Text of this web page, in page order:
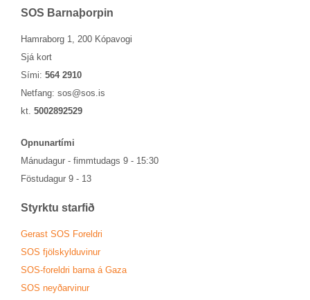
SOS Barna­þorp­in
Hamraborg 1, 200 Kópavogi
Sjá kort
Sími: 564 2910
Netfang: sos@sos.is
kt. 5002892529
Opn­un­ar­tími
Mánu­dag­ur - fimmtu­dags 9 - 15:30
Föstu­dag­ur 9 - 13
Styrktu starf­ið
Ger­ast SOS For­eldri
SOS fjöl­skyldu­vin­ur
SOS-for­eldri barna á Gaza
SOS neyð­ar­vin­ur